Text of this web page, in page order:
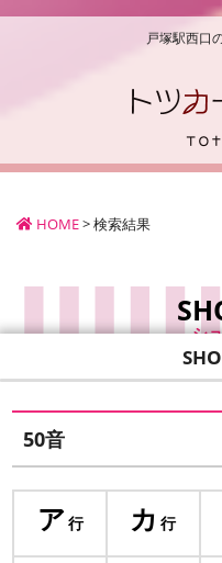
戸塚駅西口
HOME>検索結果
シ
シ
50音
ア行 カ 行